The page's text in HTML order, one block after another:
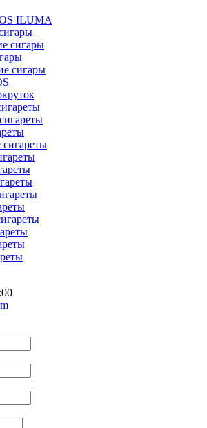
ILUMA
сигары
сигары